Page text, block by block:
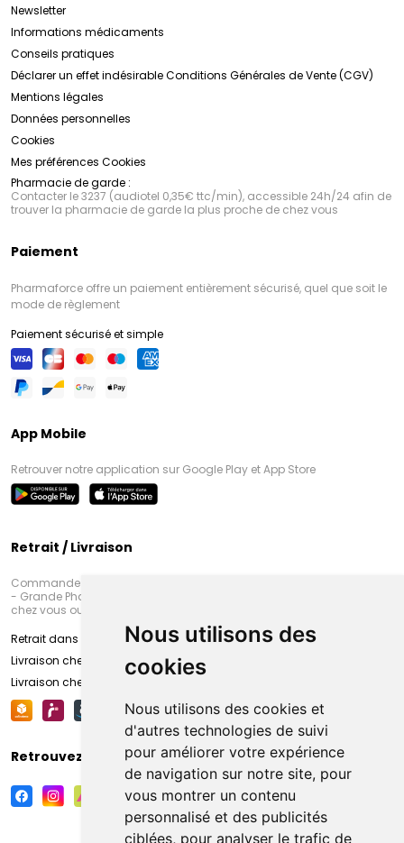
Nous utilisons des
cookies
Nous utilisons des cookies et
d'autres technologies de suivi
pour améliorer votre expérience
de navigation sur notre site, pour
vous montrer un contenu
personnalisé et des publicités
ciblées, pour analyser le trafic de
Newsletter
Informations médicaments
Conseils pratiques
Déclarer un effet indésirableConditions Générales de Vente (CGV)
Mentions légales
Données personnelles
Cookies
Mes préférences Cookies
Pharmacie de garde :
Contacter le 3237 (audiotel 0,35€ ttc/min), accessible 24h/24 afin de
trouver la pharmacie de garde la plus proche de chez vous
Paiement
Pharmaforce offre un paiement entièrement sécurisé, quel que soit le
mode de règlement
Paiement sécurisé et simple
App Mobile
Retrouver notre application sur Google Play et App Store
Retrait / Livraison
Commandez en ligne et venez chercher votre commande à Amiens
- Grande Pharmacie d’Amiens (Fachon) ou recevez-là rapidement
chez vous ou en point retrait
Retrait dans la pharmacie d’Amiens
Livraison chez vous
Livraison chez votre commerçant
Retrouvez-nous sur vos réseaux sociaux